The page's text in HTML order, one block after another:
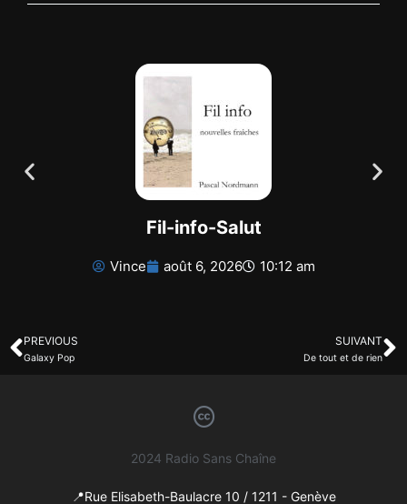
Fil-info-Salut
Vince août 6, 2026 10:12 am
PREVIOUS
Galaxy Pop
SUIVANT
De tout et de rien
2024 Radio Sans Chaîne
📍Rue Elisabeth-Baulacre 10 / 1211 - Genève